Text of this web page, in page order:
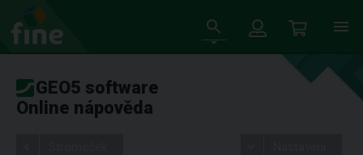
GEO5 software
Online nápověda